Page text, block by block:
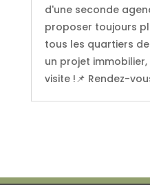
d'une seconde
proposer toujours
tous les quartiers
un projet
visite !📌 Rendez-